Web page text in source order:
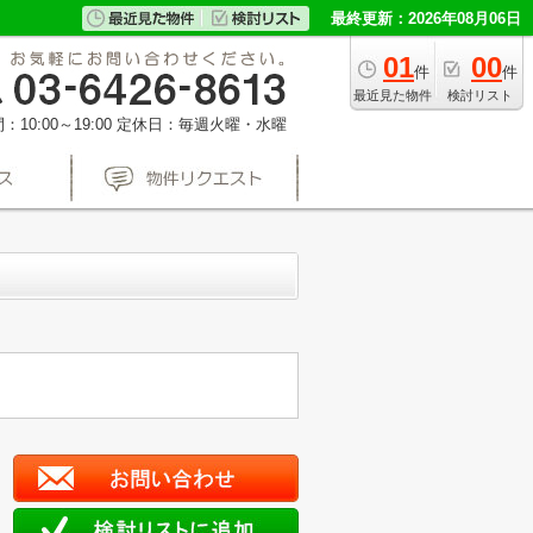
最終更新：2026年08月06日
01件
最近見た物件
00件
検討リスト
：10:00～19:00 定休日：毎週火曜・水曜